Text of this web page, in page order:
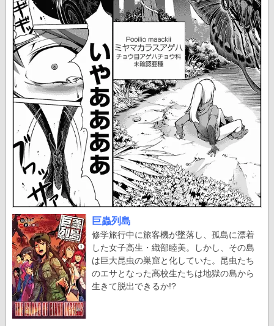
巨蟲列島
修学旅行中に旅客機が墜落し、孤島に漂着
した女子高生・織部睦美。しかし、その島
は巨大昆虫の巣窟と化していた。昆虫たち
のエサとなった高校生たちは地獄の島から
生きて脱出できるか!?